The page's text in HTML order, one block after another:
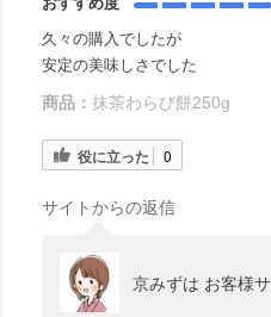
久々の購入でしたが
安定の美味しさでした
商品： 抹茶わらび餅250g
役に立った 0
サイトからの返信
京みずは お客様